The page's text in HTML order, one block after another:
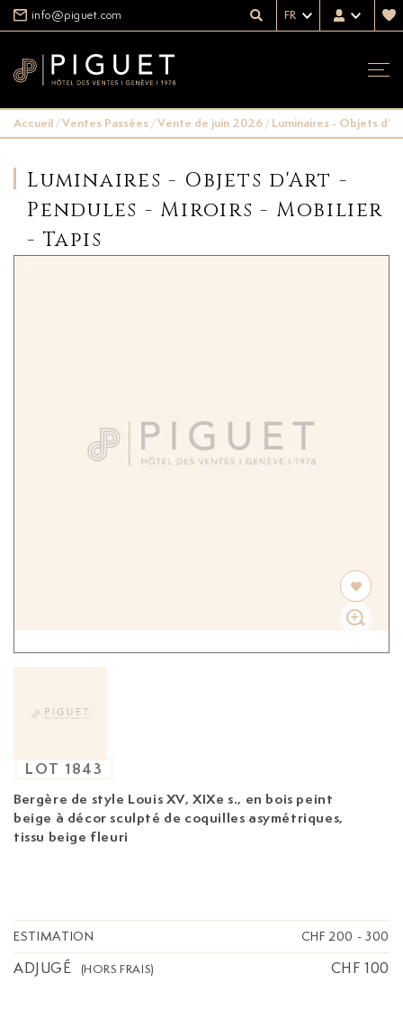
info@piguet.com FR
Accueil/Ventes Passées/Vente de juin 2026/Luminaires - Objets
Luminaires - Objets d'Art -
Pendules - Miroirs - Mobilier
- Tapis
Bergère de style Louis XV, XIXe s.,
beige à décor sculpté de coquilles asymétriques,
tissu beige fleuri
LOT 1843
ESTIMATION CHF 200 - 300
ADJUGÉ (HORS FRAIS) CHF 100